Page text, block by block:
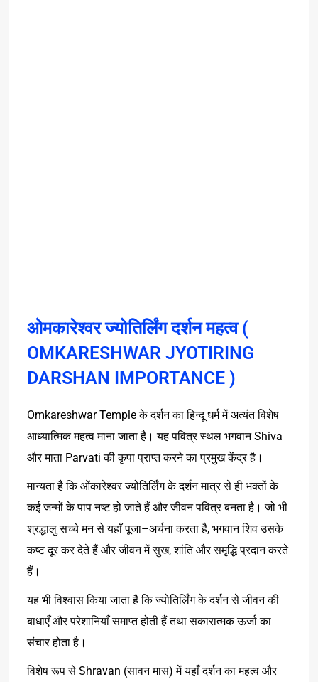
ओमकारेश्वर ज्योतिर्लिंग दर्शन महत्व (
OMKARESHWAR JYOTIRING
DARSHAN IMPORTANCE )
Omkareshwar Temple के दर्शन का हिन्दू धर्म में अत्यंत विशेष
आध्यात्मिक महत्व माना जाता है। यह पवित्र स्थल भगवान Shiva
और माता Parvati की कृपा प्राप्त करने का प्रमुख केंद्र है।
मान्यता है कि ओंकारेश्वर ज्योतिर्लिंग के दर्शन मात्र से ही भक्तों के
कई जन्मों के पाप नष्ट हो जाते हैं और जीवन पवित्र बनता है। जो भी
श्रद्धालु सच्चे मन से यहाँ पूजा–अर्चना करता है, भगवान शिव उसके
कष्ट दूर कर देते हैं और जीवन में सुख,शांति और समृद्धि प्रदान करते
हैं।
यह भी विश्वास किया जाता है कि ज्योतिर्लिंग के दर्शन से जीवन की
बाधाएँ और परेशानियाँ समाप्त होती हैं तथा सकारात्मक ऊर्जा का
संचार होता है।
विशेष रूप से Shravan (सावन मास)में यहाँ दर्शन का महत्व और